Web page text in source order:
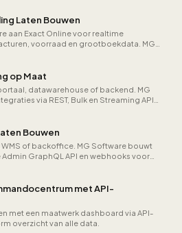
Laten Bouwen
aan Exact Online voor realtime
voorraad en grootboekdata. MG
op Maat
datawarehouse of backend. MG
via REST, Bulk en Streaming API
Bouwen
WMS of backoffice. MG Software bouwt
GraphQL API en webhooks voor
met API-
met een maatwerk dashboard via API-
overzicht van alle data.